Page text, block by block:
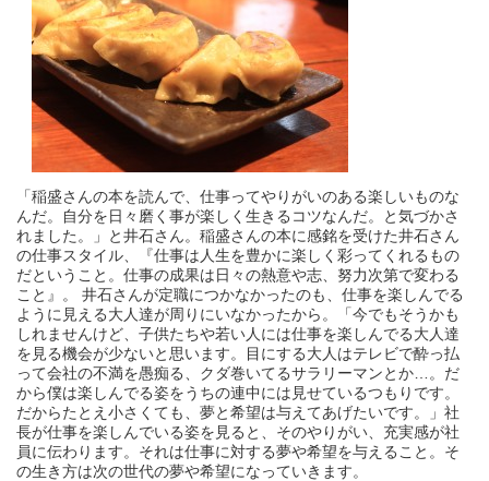
「稲盛さんの本を読んで、仕事ってやりがいのある楽しいものな
んだ。自分を日々磨く事が楽しく生きるコツなんだ。と気づかさ
れました。」と井石さん。稲盛さんの本に感銘を受けた井石さん
の仕事スタイル、『仕事は人生を豊かに楽しく彩ってくれるもの
だということ。仕事の成果は日々の熱意や志、努力次第で変わる
こと』。 井石さんが定職につかなかったのも、仕事を楽しんでる
ように見える大人達が周りにいなかったから。「今でもそうかも
しれませんけど、子供たちや若い人には仕事を楽しんでる大人達
を見る機会が少ないと思います。目にする大人はテレビで酔っ払
って会社の不満を愚痴る、クダ巻いてるサラリーマンとか…。だ
から僕は楽しんでる姿をうちの連中には見せているつもりです。
だからたとえ小さくても、夢と希望は与えてあげたいです。」社
長が仕事を楽しんでいる姿を見ると、そのやりがい、充実感が社
員に伝わります。それは仕事に対する夢や希望を与えること。そ
の生き方は次の世代の夢や希望になっていきます。